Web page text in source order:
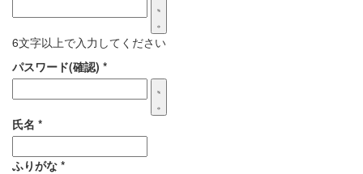
6文字以上で入力してください
パスワード(確認) *
氏名 *
ふりがな *